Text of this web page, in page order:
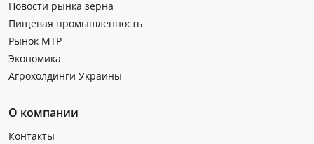
Новости рынка зерна
Пищевая промышленность
Рынок МТР
Экономика
Агрохолдинги Украины
О компании
Контакты